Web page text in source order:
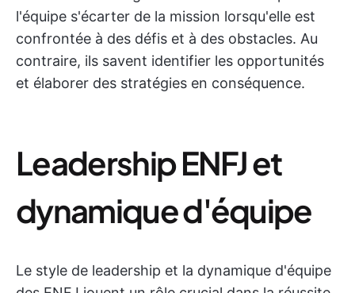
l'équipe s'écarter de la mission lorsqu'elle est
confrontée à des défis et à des obstacles. Au
contraire, ils savent identifier les opportunités
et élaborer des stratégies en conséquence.
Leadership ENFJ et
dynamique d'équipe
Le style de leadership et la dynamique d'équipe